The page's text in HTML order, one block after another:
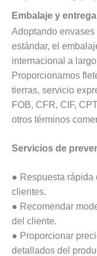
Embalaje y entrega
Adoptando
estándar, el
internacional a
Proporcionamos
tierras, servicio
FOB, CFR, CIF,
otros términos
Servicios de
● Respuesta rápida
clientes.
● Recomendar
del cliente.
● Proporcionar
detallados del